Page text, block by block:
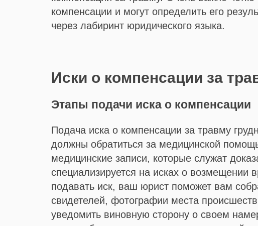
скоро
будет
компенсации и могут определить его
через лабиринт юридического языка.
Иски о компенсации за
Этапы подачи иска о компенсации
Подача иска о компенсации за травму
должны обратиться за медицинской
медицинские записи, которые служат
специализируется на исках о
подавать иск, ваш юрист поможет вам
свидетелей, фотографии места
уведомить виновную сторону о своем